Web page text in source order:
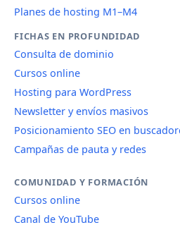
Planes de hosting M1–M4
FICHAS EN PROFUNDIDAD
Consulta de dominio
Cursos online
Hosting para WordPress
Newsletter y envíos masivos
Posicionamiento SEO en
Campañas de pauta y redes
COMUNIDAD Y FORMACIÓN
Cursos online
Canal de YouTube